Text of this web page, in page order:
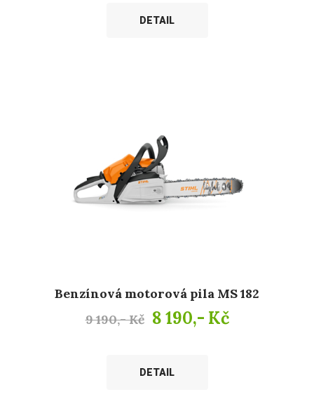
DETAIL
Benzínová motorová pila MS 182
9 190,- Kč 8 190,- Kč
DETAIL